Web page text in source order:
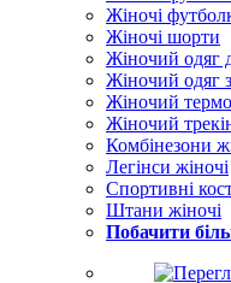
Жіночі
Жіночі шорти
Жіночий одяг
Жіночий одяг
Жіночий
Жіночий
Комбінезони
Легінси жіночі
Спортивні
Штани жіночі
Побачити